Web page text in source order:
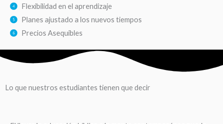
Flexibilidad en el aprendizaje
Planes ajustado a los nuevos tiempos
Precios Asequibles
Lo que nuestros estudiantes tienen que decir